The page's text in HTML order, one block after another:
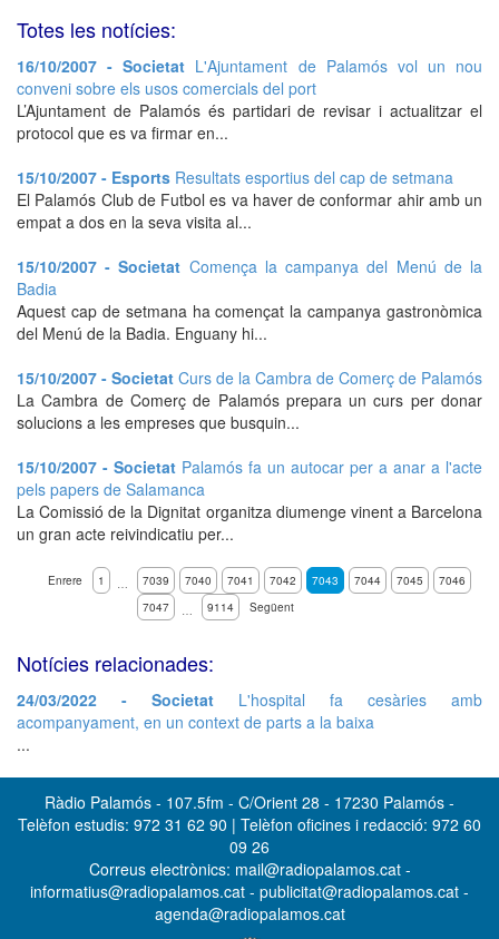
Totes les notícies:
16/10/2007 - Societat L'Ajuntament de Palamós vol un nou
conveni sobre els usos comercials del port
L’Ajuntament de Palamós és partidari de revisar i actualitzar el
protocol que es va firmar en...
15/10/2007 - Esports Resultats esportius del cap de setmana
El Palamós Club de Futbol es va haver de conformar ahir amb un
empat a dos en la seva visita al...
15/10/2007 - Societat Comença la campanya del Menú de la
Badia
Aquest cap de setmana ha començat la campanya gastronòmica
del Menú de la Badia. Enguany hi...
15/10/2007 - Societat Curs de la Cambra de Comerç de Palamós
La Cambra de Comerç de Palamós prepara un curs per donar
solucions a les empreses que busquin...
15/10/2007 - Societat Palamós fa un autocar per a anar a l'acte
pels papers de Salamanca
La Comissió de la Dignitat organitza diumenge vinent a Barcelona
un gran acte reivindicatiu per...
Enrere 1 … 7039 7040 7041 7042 7043 7044 7045
7046
7047
… 9114 Següent
Notícies relacionades:
24/03/2022 - Societat L'hospital fa cesàries amb
acompanyament, en un context de parts a la baixa
...
Ràdio Palamós - 107.5fm - C/Orient 28 - 17230 Palamós -
Telèfon estudis: 972 31 62 90 | Telèfon oficines i redacció: 972 60
09 26
Correus electrònics: mail@radiopalamos.cat -
informatius@radiopalamos.cat - publicitat@radiopalamos.cat -
agenda@radiopalamos.cat